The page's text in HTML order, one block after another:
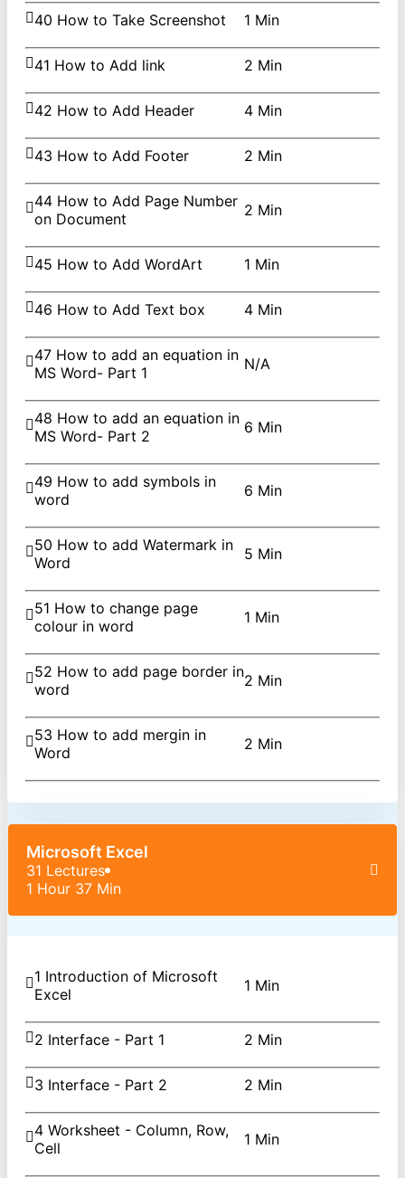
40 How to Take Screenshot 1 Min
41 How to Add link 2 Min
42 How to Add Header 4 Min
43 How to Add Footer 2 Min
44 How to Add Page Number
on Document
2 Min
45 How to Add WordArt 1 Min
46 How to Add Text box 4 Min
47 How to add an equation in
MS Word- Part 1
N/A
48 How to add an equation in
MS Word- Part 2
6 Min
49 How to add symbols in
word
6 Min
50 How to add Watermark in
Word
5 Min
51 How to change page
colour in word
1 Min
52 How to add page border in
word
2 Min
53 How to add mergin in
Word
2 Min
Microsoft Excel
31 Lectures
1 Hour 37 Min
1 Introduction of Microsoft
Excel
1 Min
2 Interface - Part 1 2 Min
3 Interface - Part 2 2 Min
4 Worksheet - Column, Row,
Cell
1 Min